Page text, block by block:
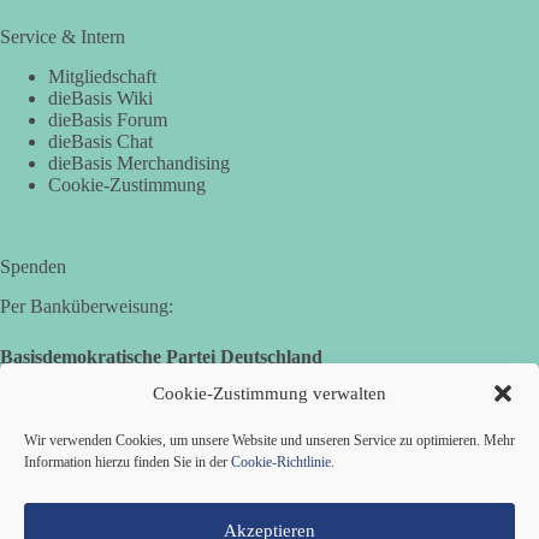
Cookie-Zustimmung verwalten
Wir verwenden Cookies, um unsere Website und unseren Service zu optimieren. Mehr
Information hierzu finden Sie in der Cookie-Richtlinie.
Akzeptieren
2 Tage(n) zuvor
🕊 Wir wollen den Krieg mit Russland nicht!
Am 20. Juni 2026 fand in Berlin am Brandenburger Tor die
Demonstration mit dem Motto „Russland ist nicht unser
Feind“ statt.
Bundestagsabgeordneten Sevim Dağdelen (BSW).
„Wir müssen Nein sagen zu diesem stinkenden
👉 Hier geht es zum vollständigen Video:
si=2b_C6GgNY9EB-rXw
Service & Intern
Mitgliedschaft
dieBasis Wiki
dieBasis Forum
dieBasis Chat
dieBasis Merchandising
Cookie-Zustimmung
Spenden
Per Banküberweisung:
Basisdemokratische Partei Deutschland
IBAN: DE16 6539 0120 0434 1370 06
BIC: GENODES1EBI